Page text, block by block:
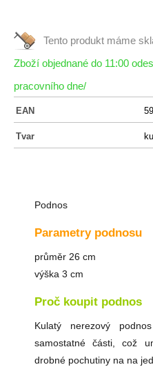
Tento produkt máme
Zboží objednané do 11:00
pracovního dne/
EAN
Tvar
Podnos
Parametry podnosu
průměr 26 cm
výška 3 cm
Proč koupit podnos
Kulatý nerezový
samostatné části, což
drobné pochutiny na na